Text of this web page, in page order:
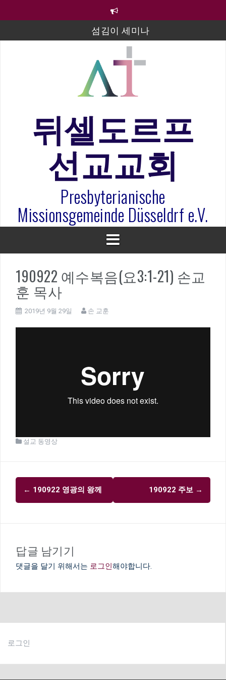
섬김이 세미나
김태희 자매 졸업연주
2023년 어린이 주일 유초등부 발표
라합3 나라 봉헌송
은퇴사-우선화 권사
20260322 주안에 가만히 머물기(요한복음 15:1-17) 손
훈목사
뒤셀도르프
선교교회
Presbyterianische
Missionsgemeinde Düsseldrf e.V.
190922 예수복음(요3:1-21) 손교
훈 목사
2019년 9월 29일 손 교훈
설교 동영상
글
내
이
션
← 190922 영광의 왕께 190922 주보 →
답글 남기기
댓글을 달기 위해서는 로그인해야합니다.
로그인